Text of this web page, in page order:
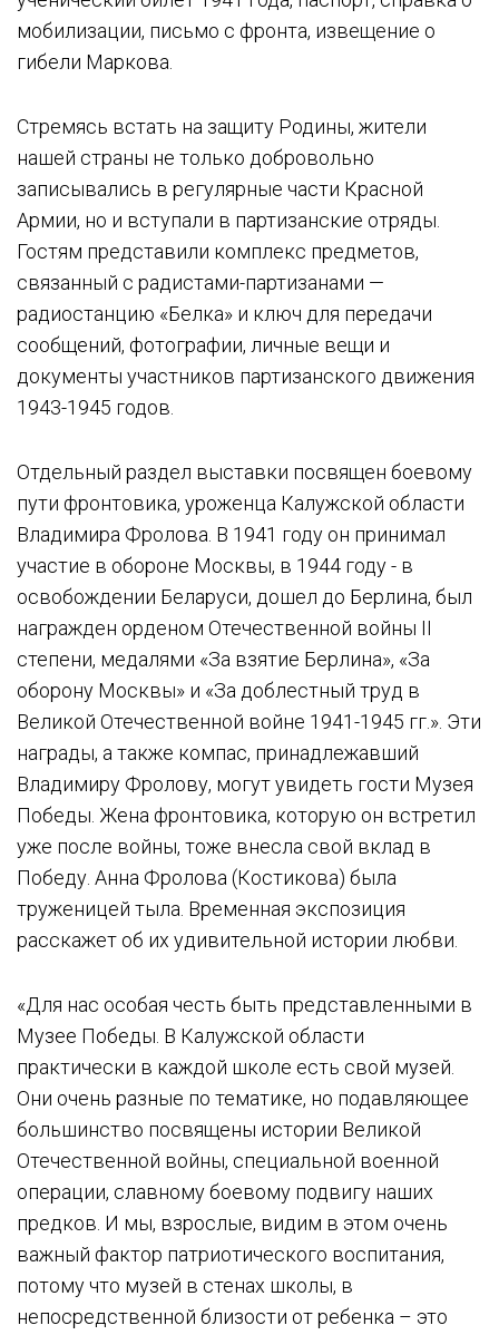
мобилизации, письмо с фронта, извещение о
гибели Маркова.
Стремясь встать на защиту Родины, жители
нашей страны не только добровольно
записывались в регулярные части Красной
Армии, но и вступали в партизанские отряды.
Гостям представили комплекс предметов,
связанный с радистами-партизанами —
радиостанцию «Белка» и ключ для передачи
сообщений, фотографии, личные вещи и
документы участников партизанского движения
1943-1945 годов.
Отдельный раздел выставки посвящен боевому
пути фронтовика, уроженца Калужской области
Владимира Фролова. В 1941 году он принимал
участие в обороне Москвы, в 1944 году - в
освобождении Беларуси, дошел до Берлина, был
награжден орденом Отечественной войны II
степени, медалями «За взятие Берлина», «За
оборону Москвы» и «За доблестный труд в
Великой Отечественной войне 1941-1945 гг.». Эти
награды, а также компас, принадлежавший
Владимиру Фролову, могут увидеть гости Музея
Победы. Жена фронтовика, которую он встретил
уже после войны, тоже внесла свой вклад в
Победу. Анна Фролова (Костикова) была
труженицей тыла. Временная экспозиция
расскажет об их удивительной истории любви.
«Для нас особая честь быть представленными в
Музее Победы. В Калужской области
практически в каждой школе есть свой музей.
Они очень разные по тематике, но подавляющее
большинство посвящены истории Великой
Отечественной войны, специальной военной
операции, славному боевому подвигу наших
предков. И мы, взрослые, видим в этом очень
важный фактор патриотического воспитания,
потому что музей в стенах школы, в
непосредственной близости от ребенка – это